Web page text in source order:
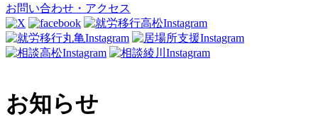
お問い合わせ・アクセス
お知らせ